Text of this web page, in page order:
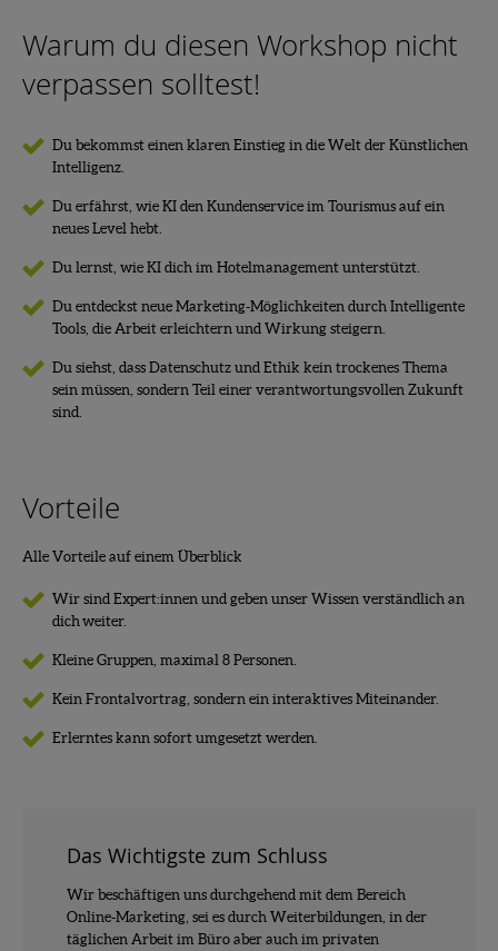
Warum du diesen Workshop nicht
verpassen solltest!
Du bekommst einen klaren Einstieg in die Welt der Künstlichen
Intelligenz.
Du erfährst, wie KI den Kundenservice im Tourismus auf ein
neues Level hebt.
Du lernst, wie KI dich im Hotelmanagement unterstützt.
Du entdeckst neue Marketing-Möglichkeiten durch Intelligente
Tools, die Arbeit erleichtern und Wirkung steigern.
Du siehst, dass Datenschutz und Ethik kein trockenes Thema
sein müssen, sondern Teil einer verantwortungsvollen Zukunft
sind.
Vorteile
Alle Vorteile auf einem Überblick
Wir sind Expert:innen und geben unser Wissen verständlich an
dich weiter.
Kleine Gruppen, maximal 8 Personen.
Kein Frontalvortrag, sondern ein interaktives Miteinander.
Erlerntes kann sofort umgesetzt werden.
Das Wichtigste zum Schluss
Wir beschäftigen uns durchgehend mit dem Bereich
Online-Marketing, sei es durch Weiterbildungen, in der
täglichen Arbeit im Büro aber auch im privaten